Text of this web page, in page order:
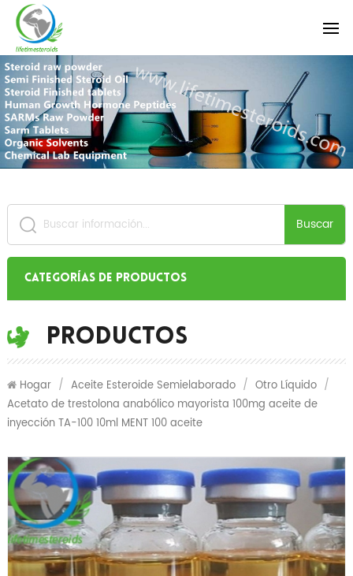
Buscar
Categorías de productos
Productos
Hogar / Aceite Esteroide Semielaborado / Otro Líquido /
Acetato de trestolona anabólico mayorista 100mg aceite de
inyección TA-100 10ml MENT 100 aceite